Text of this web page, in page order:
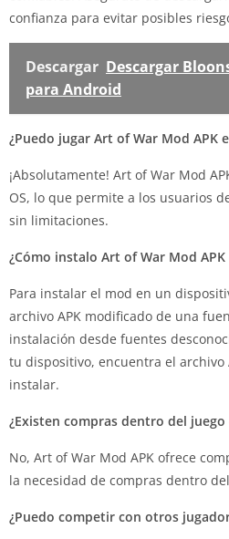
confianza para evitar posibles
Descargar Descargar
para Android
¿Puedo jugar Art of War Mod APK
¡Absolutamente! Art of War Mod
OS, lo que permite a los usuarios
sin limitaciones.
¿Cómo instalo Art of War Mod
Para instalar el mod en un
archivo APK modificado de una
instalación desde fuentes
tu dispositivo, encuentra el archivo
instalar.
¿Existen compras dentro del
No, Art of War Mod APK ofrece
la necesidad de compras dentro
¿Puedo competir con otros